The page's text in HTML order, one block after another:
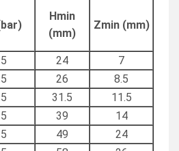
Hmin
(mm)
Zmin (mm)
24
7
26
8.5
31.5
11.5
39
14
49
24